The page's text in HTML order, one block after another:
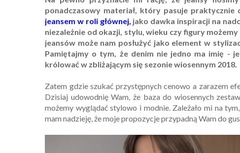
ponadczasowy materiał, który pasuje
jeansem w roli głównej, jako dawka inspiracji na
niezależnie od okazji, stylu, wieku czy figury
jeansów może nam posłużyć jako element w
Pamiętajmy o tym, że denim nie jedno ma imię -
królować w zbliżającym się sezonie wiosennym 2018.
Zatem gdzie szukać przystępnych cenowo a zarazem
Dzisiaj udowodnię Wam, że baza do wiosennych
możemy wyglądać stylowo i modnie. Zależało mi na
mam nadzieję, że moje propozycje przypadną Wam do